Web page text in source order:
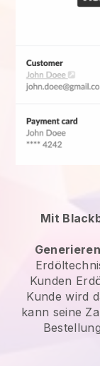
Mit
Kunden
Kunde wird
kann seine